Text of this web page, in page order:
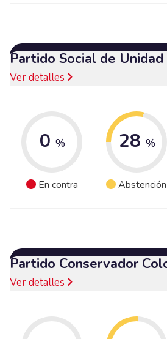
Partido Social de
Ver detalles
0 %
En contra
28 %
Abstención
Partido Conservador
Ver detalles